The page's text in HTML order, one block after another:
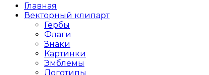
Главная
Векторный клипарт
Гербы
Флаги
Знаки
Картинки
Эмблемы
Логотипы